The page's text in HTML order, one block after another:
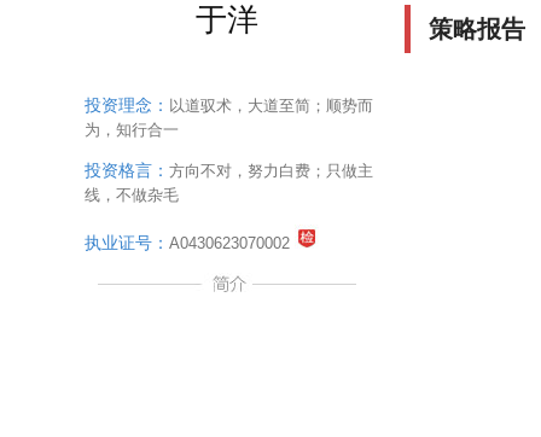
于洋
投资理念： 以道驭术，大道至简；顺势而
为，知行合一
投资格言： 方向不对，努力白费；只做主
线，不做杂毛
执业证号： A0430623070002
策略报告